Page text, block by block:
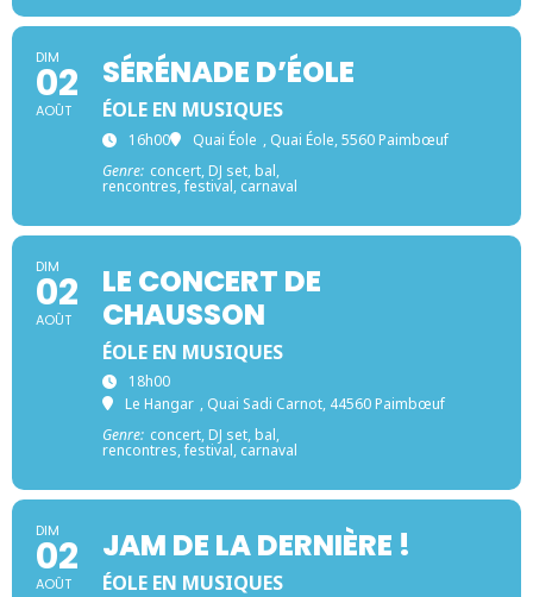
DIM
02
AOÛT
SÉRÉNADE D’ÉOLE
ÉOLE EN MUSIQUES
16h00 Quai Éole , Quai Éole, 5560 Paimbœuf
Genre: concert, DJ set, bal,
rencontres, festival, carnaval
DIM
02
AOÛT
LE CONCERT DE
CHAUSSON
ÉOLE EN MUSIQUES
18h00
Le Hangar , Quai Sadi Carnot, 44560 Paimbœuf
Genre: concert, DJ set, bal,
rencontres, festival, carnaval
DIM
02
AOÛT
JAM DE LA DERNIÈRE !
ÉOLE EN MUSIQUES